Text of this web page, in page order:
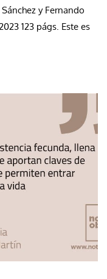
y Fernando
123 págs. Este es